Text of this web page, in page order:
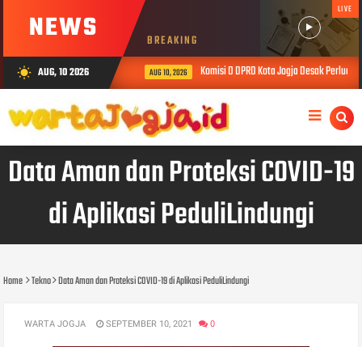
NEWS BREAKING
LIVE
wb_sunny AUG, 10 2026 AUG 10, 2026 Komisi D DPRD Kota Jogja Desak
Data Aman dan Proteksi COVID-19
di Aplikasi PeduliLindungi
Home Tekno Data Aman dan Proteksi COVID-19 di Aplikasi PeduliLindungi
WARTA JOGJA SEPTEMBER 10, 2021 0